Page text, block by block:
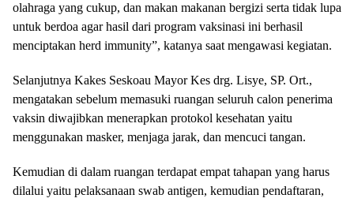
olahraga yang cukup, dan makan makanan bergizi serta tidak lupa
untuk berdoa agar hasil dari program vaksinasi ini berhasil
menciptakan herd immunity”, katanya saat mengawasi kegiatan.
Selanjutnya Kakes Seskoau Mayor Kes drg. Lisye, SP. Ort.,
mengatakan sebelum memasuki ruangan seluruh calon penerima
vaksin diwajibkan menerapkan protokol kesehatan yaitu
menggunakan masker, menjaga jarak, dan mencuci tangan.
Kemudian di dalam ruangan terdapat empat tahapan yang harus
dilalui yaitu pelaksanaan swab antigen, kemudian pendaftaran,